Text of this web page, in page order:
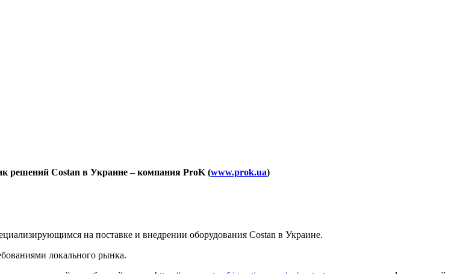
решений Costan в Украине – компания ProK (www.prok.ua)
на поставке и внедрении оборудования Costan в Украине.
локального рынка.